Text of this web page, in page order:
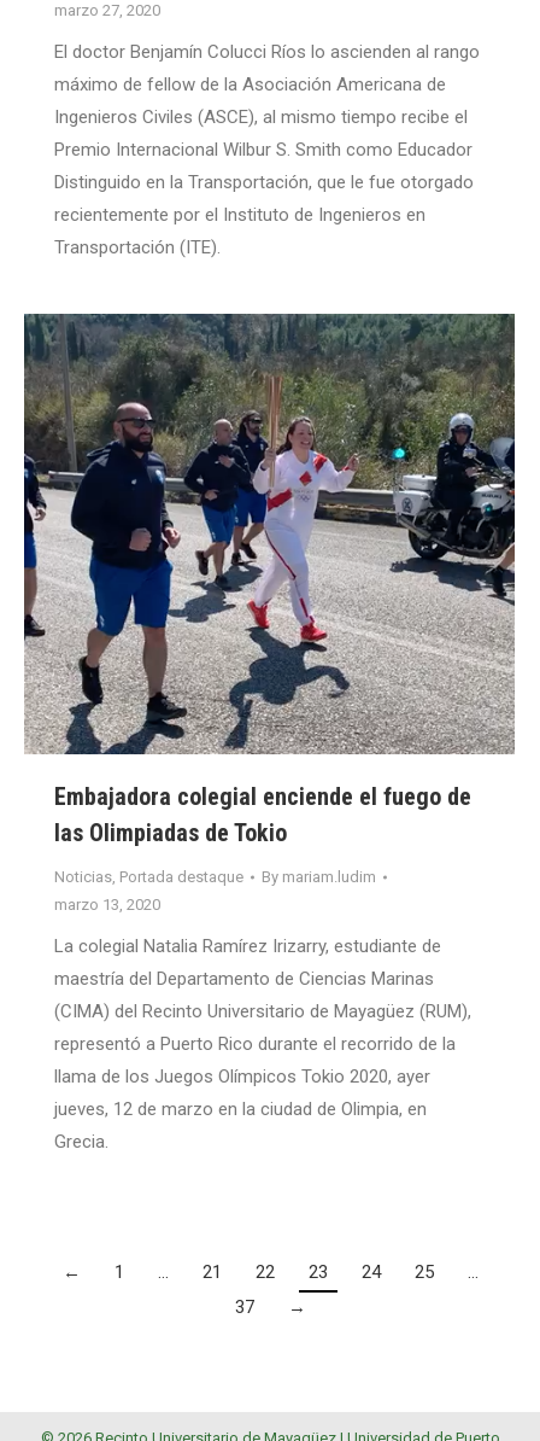
marzo 27, 2020
El doctor Benjamín Colucci Ríos lo ascienden al rango
máximo de fellow de la Asociación Americana de
Ingenieros Civiles (ASCE), al mismo tiempo recibe el
Premio Internacional Wilbur S. Smith como Educador
Distinguido en la Transportación, que le fue otorgado
recientemente por el Instituto de Ingenieros en
Transportación (ITE).
Embajadora colegial enciende el fuego de
las Olimpiadas de Tokio
Noticias, Portada destaque By mariam.ludim
marzo 13, 2020
La colegial Natalia Ramírez Irizarry, estudiante de
maestría del Departamento de Ciencias Marinas
(CIMA) del Recinto Universitario de Mayagüez (RUM),
representó a Puerto Rico durante el recorrido de la
llama de los Juegos Olímpicos Tokio 2020, ayer
jueves, 12 de marzo en la ciudad de Olimpia, en
Grecia.
← 1 … 21 22 23 24 25
…
37
→